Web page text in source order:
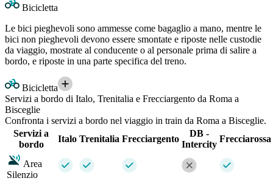
Bicicletta
Le bici pieghevoli sono ammesse come bagaglio a mano, mentre le
bici non pieghevoli devono essere smontate e riposte nelle custodie
da viaggio, mostrate al conducente o al personale prima di salire a
bordo, e riposte in una parte specifica del treno.
Bicicletta
Servizi a bordo di Italo, Trenitalia e Frecciargento da Roma a
Bisceglie
Confronta i servizi a bordo nel viaggio in train da Roma a Bisceglie.
Servizi a
bordo
Italo Trenitalia Frecciargento
DB -
Intercity
Frecciarossa
Area
Silenzio